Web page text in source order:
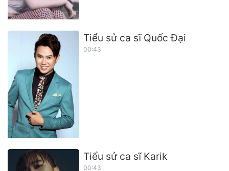
Tiểu sử ca sĩ Quốc Đại
00:43
Tiểu sử ca sĩ Karik
00:43